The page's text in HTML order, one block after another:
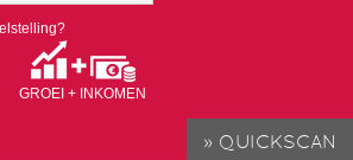
GROEI + INKOMEN